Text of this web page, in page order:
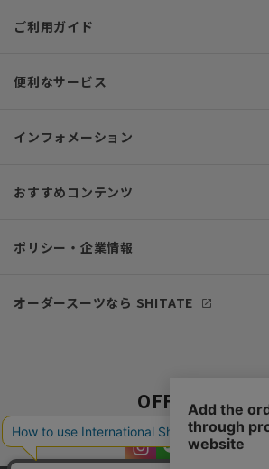
ご利用ガイド
便利なサービス
インフォメーション
おすすめコンテンツ
ポリシー・企業情報
オーダースーツなら SHITATE
OFFICIAL SNS